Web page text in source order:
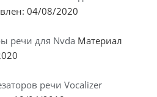
04/08/2020
речи для Nvda Материал
речи Vocalizer